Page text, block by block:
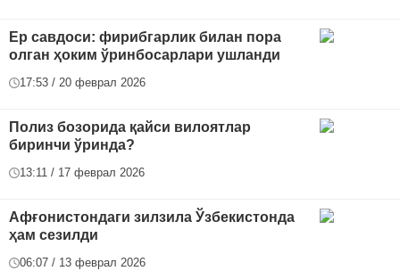
Ер савдоси: фирибгарлик билан пора
олган ҳоким ўринбосарлари ушланди
17:53 / 20 феврал 2026
Полиз бозорида қайси вилоятлар
биринчи ўринда?
13:11 / 17 феврал 2026
Афғонистондаги зилзила Ўзбекистонда
ҳам сезилди
06:07 / 13 феврал 2026